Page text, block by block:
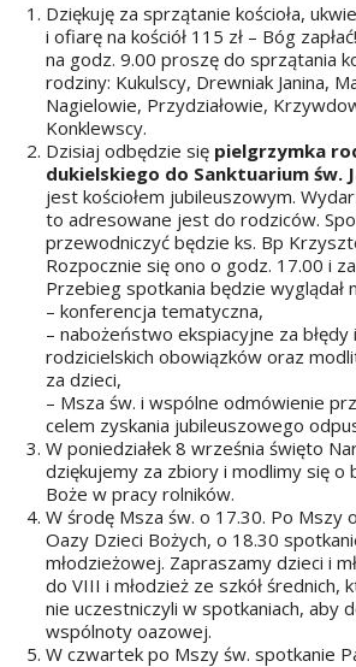
Dziękuję za sprzątanie kościoła,
i ofiarę na kościół 115 zł – Bóg
na godz. 9.00 proszę do sprzątania
rodziny: Kukulscy, Drewniak Janina,
Nagielowie, Przydziałowie,
Konklewscy.
Dzisiaj odbędzie się pielgrzymka
dukielskiego do Sanktuarium św.
jest kościołem jubileuszowym.
to adresowane jest do rodziców.
przewodniczyć będzie ks. Bp
Rozpocznie się ono o godz. 17.00 i
Przebieg spotkania będzie wyglądał
– konferencja tematyczna,
– nabożeństwo ekspiacyjne za błędy
rodzicielskich obowiązków oraz
za dzieci,
– Msza św. i wspólne odmówienie
celem zyskania jubileuszowego
W poniedziałek 8 września święto
dziękujemy za zbiory i modlimy się o
Boże w pracy rolników.
W środę Msza św. o 17.30. Po Mszy
Oazy Dzieci Bożych, o 18.30
młodzieżowej. Zapraszamy dzieci i
do VIII i młodzież ze szkół średnich,
nie uczestniczyli w spotkaniach, aby
wspólnoty oazowej.
W czwartek po Mszy św. spotkanie